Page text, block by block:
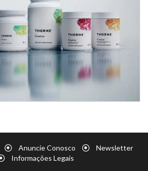
Anuncie Conosco
Newsletter
Informações Legais